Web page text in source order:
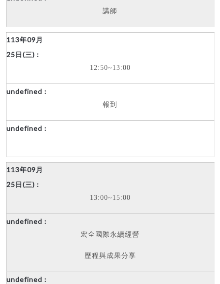
講師
12:50~13:00
報到
13:00~15:00
宏全國際永續經營
歷程與成果分享